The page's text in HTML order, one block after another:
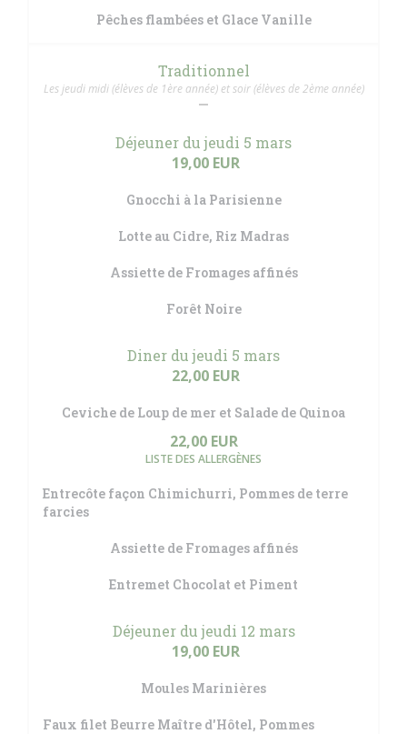
Pêches flambées et Glace Vanille
Traditionnel
Les jeudi midi (élèves de 1ère année) et soir (élèves de 2ème année)
Déjeuner du jeudi 5 mars
19,00 EUR
Gnocchi à la Parisienne
Lotte au Cidre, Riz Madras
Assiette de Fromages affinés
Forêt Noire
Diner du jeudi 5 mars
22,00 EUR
Ceviche de Loup de mer et Salade de Quinoa
22,00 EUR
LISTE DES ALLERGÈNES
Entrecôte façon Chimichurri, Pommes de terre
farcies
Assiette de Fromages affinés
Entremet Chocolat et Piment
Déjeuner du jeudi 12 mars
19,00 EUR
Moules Marinières
Faux filet Beurre Maître d'Hôtel, Pommes